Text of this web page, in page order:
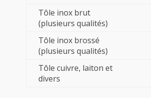
Tôle inox brut
(plusieurs qualités)
Tôle inox brossé
(plusieurs qualités)
Tôle cuivre, laiton et
divers